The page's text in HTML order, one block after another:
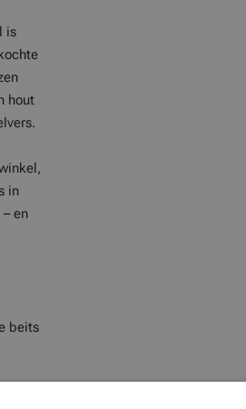
is
hout
in
en
beits